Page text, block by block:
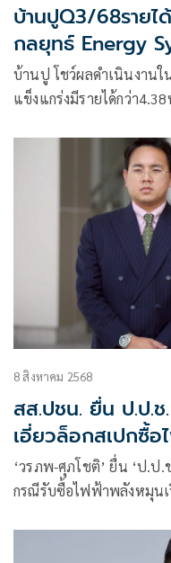
บ้านปูQ3/68รายไ
กลยุทธ์ Energy
บ้านปู โชว์ผลดำเนินงานใ
แข็งแกร่งมีรายได้กว่า
กลุ่มธุรกิจหลักใหม่ มั่นใจ
แผนการปรับโครงสร้าง
8 สิงหาคม 2568
สส.ปชน. ยื่น ป.ป.
เอี่ยวล็อกสเปกซื้
หมุนเวียน
‘วรภพ-ศุภโชติ’ ยื่น ‘ป.ป.
กรณีรับซื้อไฟฟ้าพลังหมุนเ
ทั้งไม่เปิดประมูล-ล็อกสเปก